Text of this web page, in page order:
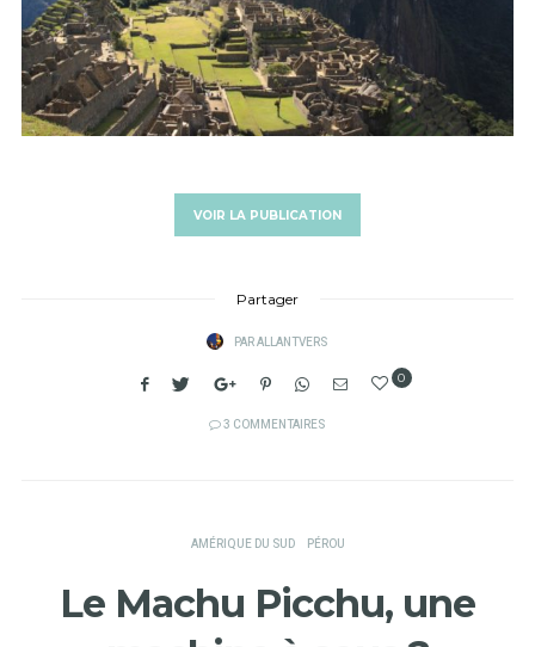
VOIR LA PUBLICATION
Partager
PARALLANTVERS
0
3 COMMENTAIRES
AMÉRIQUE DU SUD PÉROU
Le Machu Picchu, une